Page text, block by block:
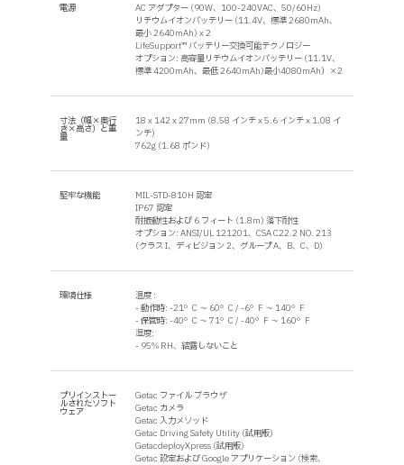
電源
AC アダプター (90W、100-240VAC、50/60Hz)
リチウムイオンバッテリー (11.4V、標準 2680mAh、
最小 2640mAh) x 2
LifeSupport™ バッテリー交換可能テクノロジー
オプション: 高容量リチウムイオンバッテリー (11.1V、
標準 4200mAh、最低 2640mAh)最小4080mAh）×2
寸法（幅×奥行
き×高さ）と重
量
18 x 142 x 27mm (8.58 インチ x 5.6 インチ x 1.08 イ
ンチ)
762g (1.68 ポンド)
堅牢な機能
MIL-STD-810H 認定
IP67 認定
耐振動性および 6 フィート (1.8m) 落下耐性
オプション: ANSI/UL 121201、CSA C22.2 NO. 213
(クラス I、ディビジョン 2、グループ A、B、C、D)
環境仕様
温度 :
- 動作時: -21°C ～ 60°C / -6°F ～ 140°F
- 保管時: -40°C ～ 71°C / -40°F ～ 160°F
湿度:
- 95% RH、結露しないこと
プリインストー
ルされたソフト
ウェア
Getac ファイル ブラウザ
Getac カメラ
Getac 入力メソッド
Getac Driving Safety Utility (試用版)
GetacdeployXpress (試用版)
Getac 設定および Google アプリケーション (検索、